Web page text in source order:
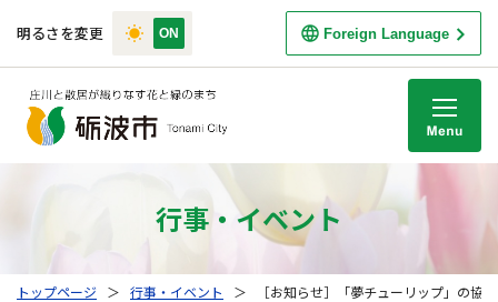
明るさを変更 Foreign Language
行事・イベント
トップページ ＞ 行事・イベント ＞ ［お知らせ］「夢チューリップ」の協